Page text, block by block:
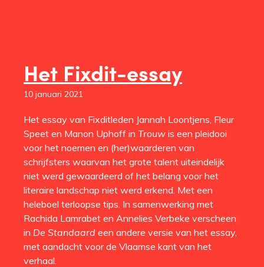
Het Fixdit-essay
10 januari 2021
Het essay van Fixditleden Jannah Loontjens, Fleur
Speet en Manon Uphoff in Trouw is een pleidooi
voor het noemen en (her)waarderen van
schrijfsters waarvan het grote talent uiteindelijk
niet werd gewaardeerd of het belang voor het
literaire landschap niet werd erkend. Met een
heleboel terloopse tips. In samenwerking met
Rachida Lamrabet en Annelies Verbeke verscheen
in De Standaard een andere versie van het essay,
met aandacht voor de Vlaamse kant van het
verhaal.